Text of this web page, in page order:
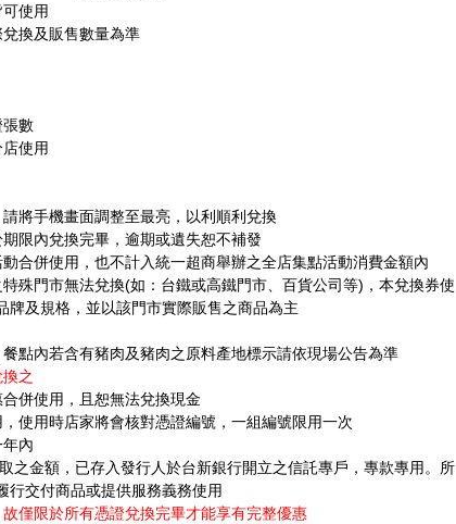
使用
換及販售數量為準
張數
使用
將手機畫面調整至最亮，以利順利兌換
限內兌換完畢，逾期或遺失恕不補發
合併使用，也不計入統一超商舉辦之全店集點活動消費金額內
殊門市無法兌換(如：台鐵或高鐵門市、百貨公司等)，本兌換券使
牌及規格，並以該門市實際販售之商品為主
點內若含有豬肉及豬肉之原料產地標示請依現場公告為準
之
併使用，且恕無法兌換現金
使用時店家將會核對憑證編號，一組編號限用一次
內
之金額，已存入發行人於台新銀行開立之信託專戶，專款專用。所
行交付商品或提供服務義務使用
僅限於所有憑證兌換完畢才能享有完整優惠